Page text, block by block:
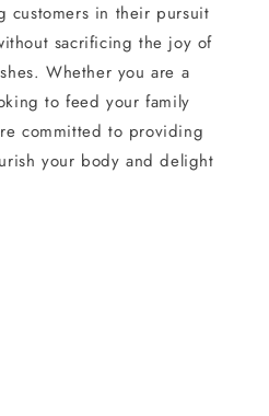
customers in their pursuit
sacrificing the joy of
Whether you are a
to feed your family
committed to providing
your body and delight